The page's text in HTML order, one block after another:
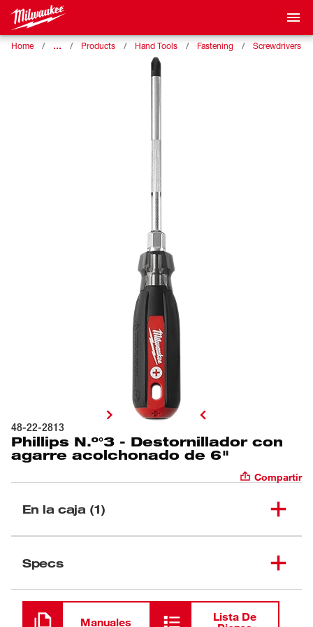
Home … Products Hand Tools Fastening Screwdrivers
48-22-2813
Phillips N.º°3 - Destornillador con
agarre acolchonado de 6"
Compartir
En la caja (1)
(1)
Specs
Cargando
Manuales
Lista De